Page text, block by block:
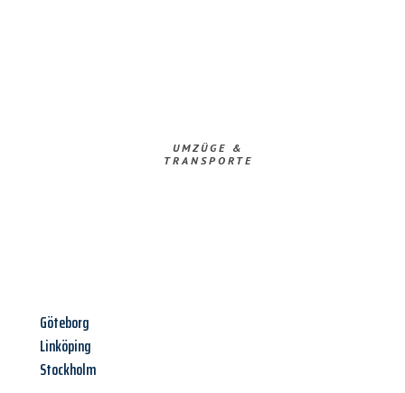
UMZÜGE &
TRANSPORTE
Göteborg
Linköping
Stockholm